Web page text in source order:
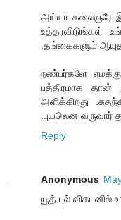
அய்யா கலைஞரே
உத்தரவிடுங்கள்
,தங்கைகளும்
நண்பர்களே
பத்திரமாக தான்
அளிக்கிறது
.புயலென வருவார்
Reply
Anonymous
யூத் புல் விகடனில்